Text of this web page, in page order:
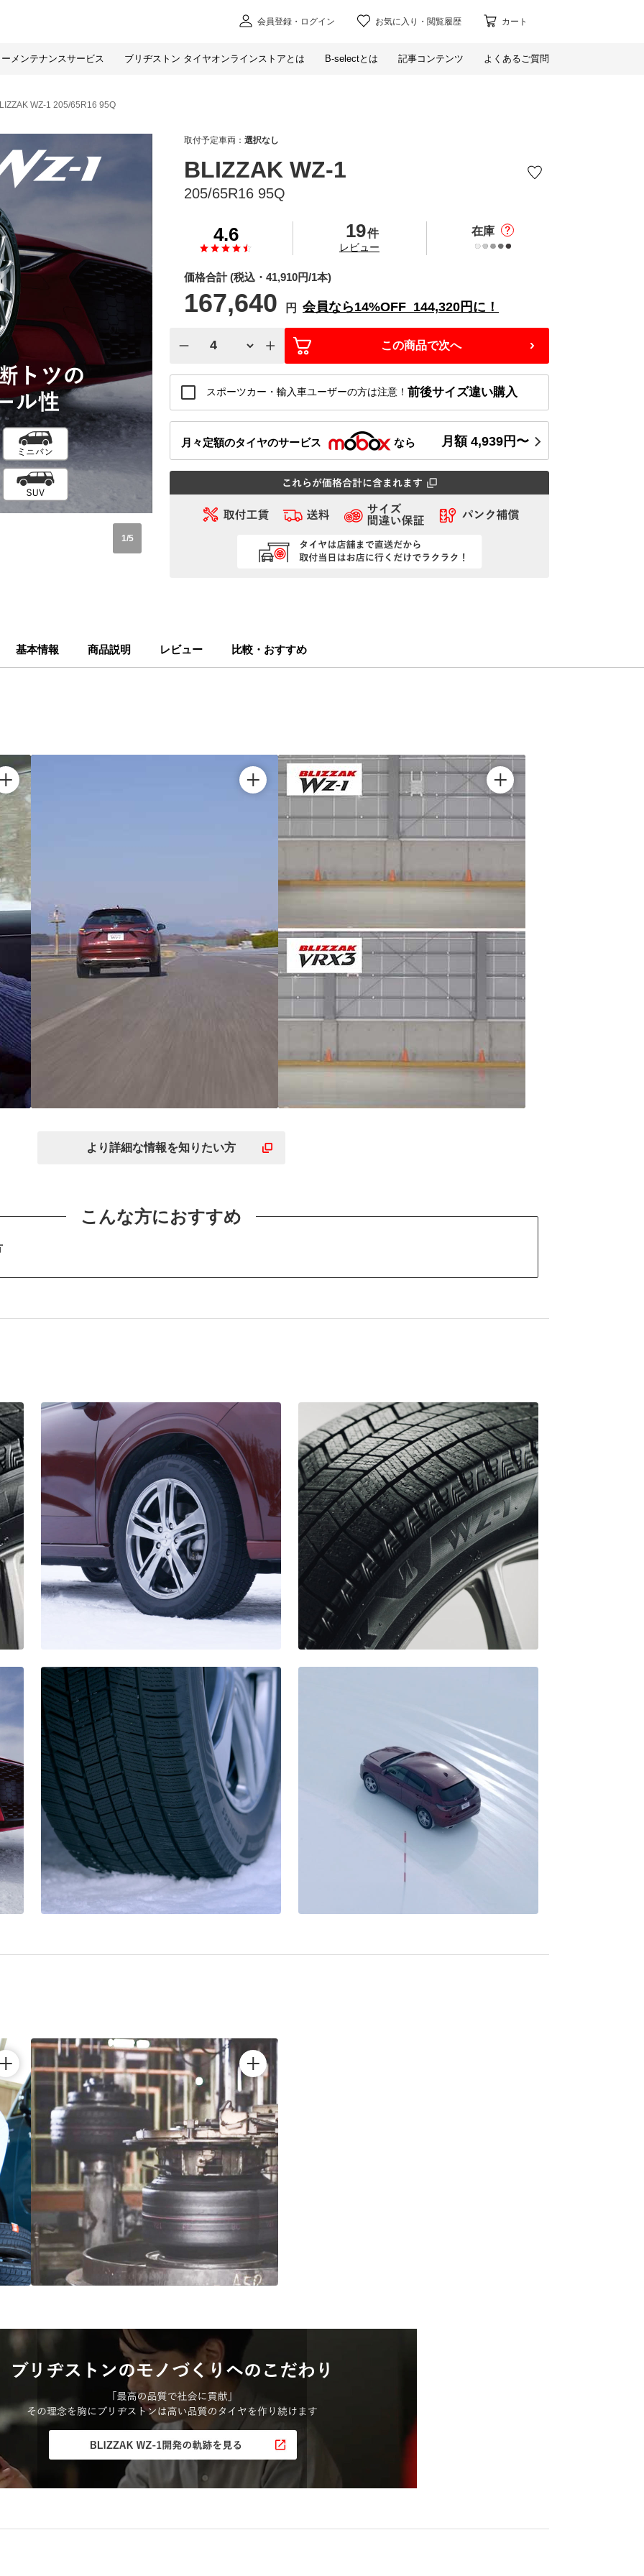
会員登録・ログイン お気に入り ・ 閲覧履歴 カート
メンテナンスサービス ブリヂストン タイヤオンラインストアとは B-selectとは 記事コンテンツ よくあるご質問
WZ-1 205/65R16 95Q
1/5
取付予定車両： 選択なし
BLIZZAK WZ-1
205/65R16 95Q
4.6 19件
の
レビュー
在庫
価格合計 (税込・ 41,910円/1本)
167,640 円 会員なら14%OFF 144,320 円に！
この商品で次へ
スポーツカー・輸入車ユーザーの方は注意！ 前後サイズ違い購入
月々定額のタイヤのサービス なら 月額 4,939円〜
基本情報 商品説明 レビュー 比較・おすすめ
でどんな日の運転もお任
より詳細な情報を知りたい方
こんな方におすすめ
ブリヂストンのタイヤづくり